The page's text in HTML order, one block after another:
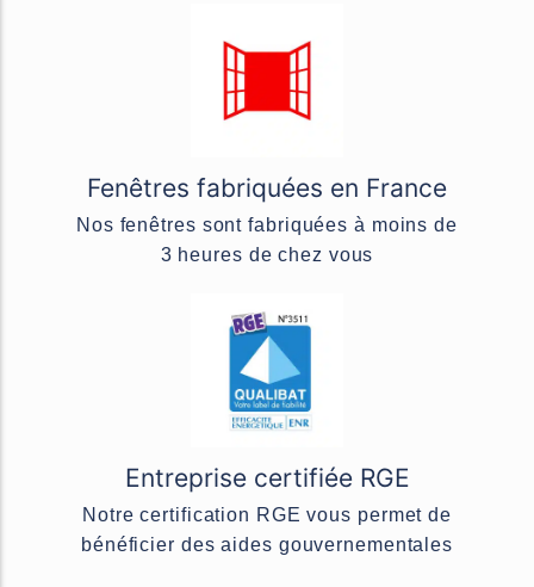
Fenêtres fabriquées en France
Nos fenêtres sont fabriquées à moins de
3 heures de chez vous
Entreprise certifiée RGE
Notre certification RGE vous permet de
bénéficier des aides gouvernementales